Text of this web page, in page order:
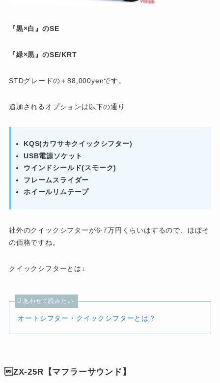
『黒×白』のSE
『緑×黒』のSE/KRT
STDグレードの＋88,000yenです。
追加されるオプションは以下の通り
KQS(カワサキクイックシフター)
USB電源ソケット
ウインドシールド(スモーク)
フレームスライダー
ホイールリムテープ
社外のクイックシフターが6-7万円くらいはするので、ほぼそ
の価格ですね。
クイックシフターとは↓
あわせて読みたい
オートシフター・クイックシフターとは？
ZX-25R【マフラーサウンド】